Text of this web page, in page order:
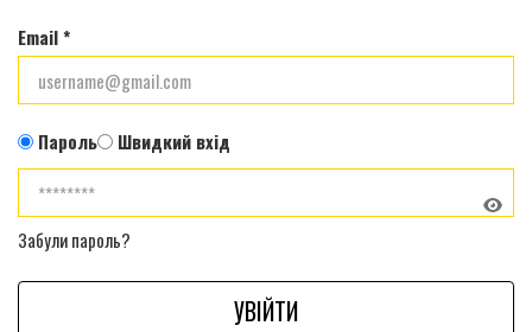
Email *
Пароль Швидкий вхід
Забули пароль?
УВІЙТИ